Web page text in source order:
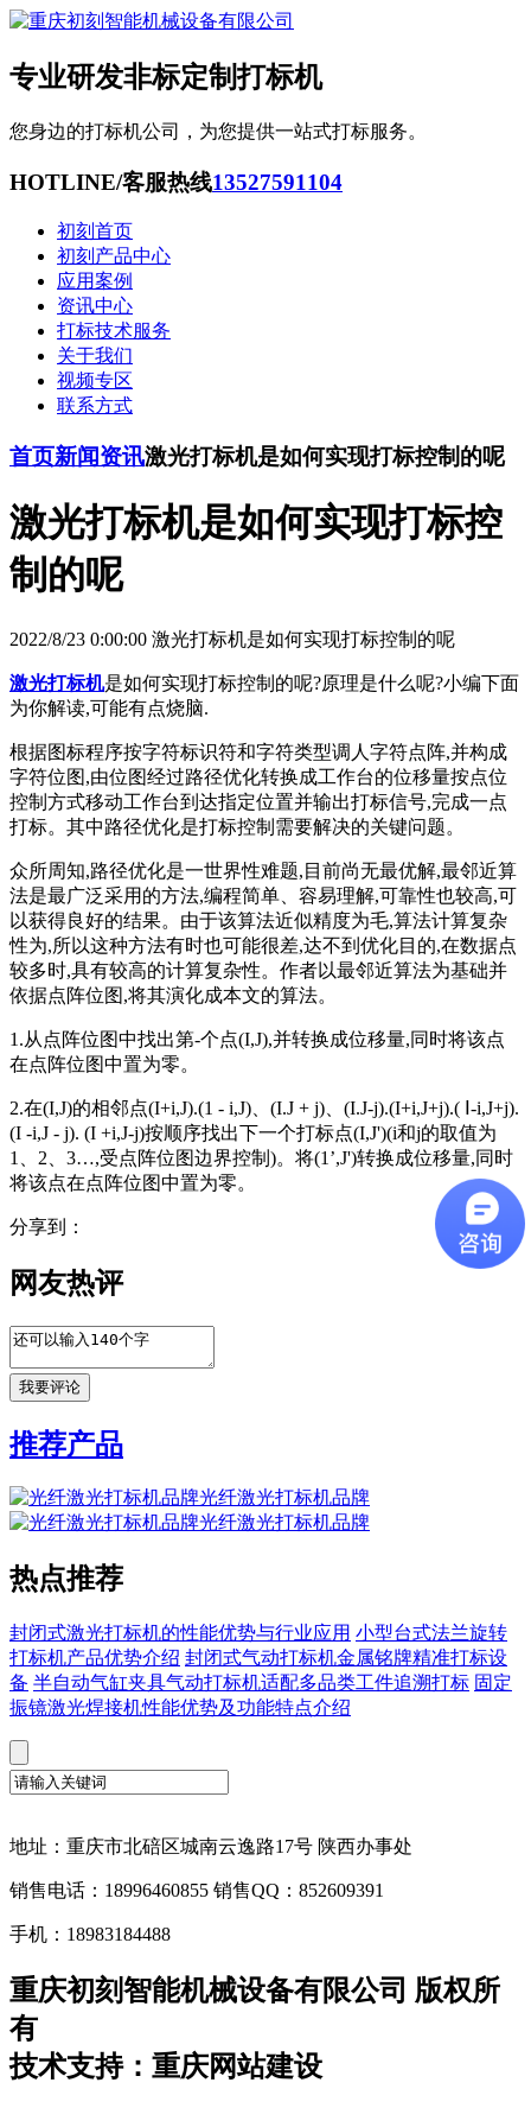
专业研发非标定制打标机
您身边的打标机公司，为您提供一站式打标服务。
HOTLINE/客服热线13527591104
初刻首页
初刻产品中心
应用案例
资讯中心
打标技术服务
关于我们
视频专区
联系方式
首页新闻资讯激光打标机是如何实现打标控制的呢
激光打标机是如何实现打标控
制的呢
2022/8/23 0:00:00 激光打标机是如何实现打标控制的呢
激光打标机是如何实现打标控制的呢?原理是什么呢?小编下面
为你解读,可能有点烧脑.
根据图标程序按字符标识符和字符类型调人字符点阵,并构成
字符位图,由位图经过路径优化转换成工作台的位移量按点位
控制方式移动工作台到达指定位置并输出打标信号,完成一点
打标。其中路径优化是打标控制需要解决的关键问题。
众所周知,路径优化是一世界性难题,目前尚无最优解,最邻近算
法是最广泛采用的方法,编程简单、容易理解,可靠性也较高,可
以获得良好的结果。由于该算法近似精度为毛,算法计算复杂
性为,所以这种方法有时也可能很差,达不到优化目的,在数据点
较多时,具有较高的计算复杂性。作者以最邻近算法为基础并
依据点阵位图,将其演化成本文的算法。
1.从点阵位图中找出第-个点(I,J),并转换成位移量,同时将该点
在点阵位图中置为零。
2.在(I,J)的相邻点(I+i,J).(1 - i,J)、(I.J + j)、(I.J-j).(I+i,J+j).( Ⅰ-i,J+j).
(I -i,J - j). (I +i,J-j)按顺序找出下一个打标点(I,J')(i和j的取值为
1、2、3…,受点阵位图边界控制)。将(1’,J')转换成位移量,同时
将该点在点阵位图中置为零。
分享到：
网友热评
推荐产品
光纤激光打标机品牌
光纤激光打标机品牌
热点推荐
封闭式激光打标机的性能优势与行业应用 小型台式法兰旋转
打标机产品优势介绍 封闭式气动打标机金属铭牌精准打标设
备 半自动气缸夹具气动打标机适配多品类工件追溯打标 固定
振镜激光焊接机性能优势及功能特点介绍
地址：重庆市北碚区城南云逸路17号 陕西办事处
销售电话：18996460855 销售QQ：852609391
手机：18983184488
重庆初刻智能机械设备有限公司 版权所
有
技术支持：重庆网站建设